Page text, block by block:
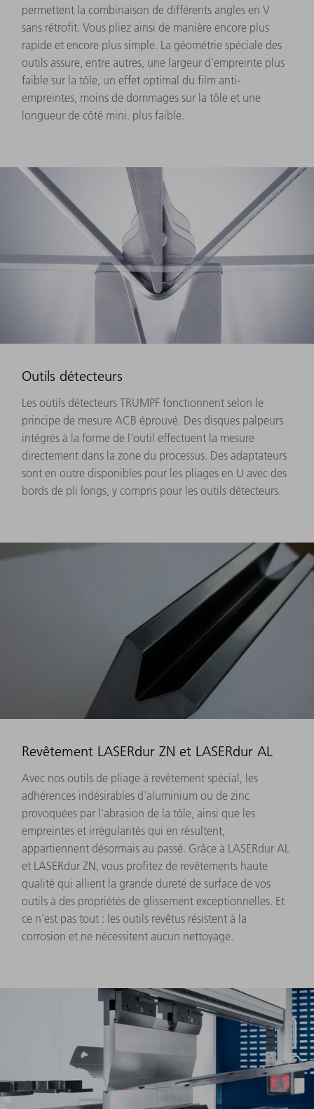
permettent la combinaison de différents angles en V
sans rétrofit. Vous pliez ainsi de manière encore plus
rapide et encore plus simple. La géométrie spéciale des
outils assure, entre autres, une largeur d'empreinte plus
faible sur la tôle, un effet optimal du film anti-
empreintes, moins de dommages sur la tôle et une
longueur de côté mini. plus faible.
Outils détecteurs
Les outils détecteurs TRUMPF fonctionnent selon le
principe de mesure ACB éprouvé. Des disques palpeurs
intégrés à la forme de l'outil effectuent la mesure
directement dans la zone du processus. Des adaptateurs
sont en outre disponibles pour les pliages en U avec des
bords de pli longs, y compris pour les outils détecteurs.
Revêtement LASERdur ZN et LASERdur AL
Avec nos outils de pliage à revêtement spécial, les
adhérences indésirables d'aluminium ou de zinc
provoquées par l'abrasion de la tôle, ainsi que les
empreintes et irrégularités qui en résultent,
appartiennent désormais au passé. Grâce à LASERdur AL
et LASERdur ZN, vous profitez de revêtements haute
qualité qui allient la grande dureté de surface de vos
outils à des propriétés de glissement exceptionnelles. Et
ce n'est pas tout : les outils revêtus résistent à la
corrosion et ne nécessitent aucun nettoyage.